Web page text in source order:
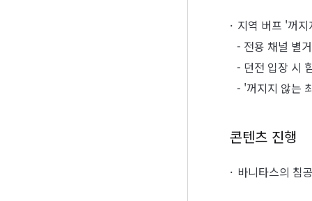
지역 버프 '꺼
- 전용 채널 별
- 던전 입장 시
- '꺼지지 않는
콘텐츠 진행
바니타스의 침